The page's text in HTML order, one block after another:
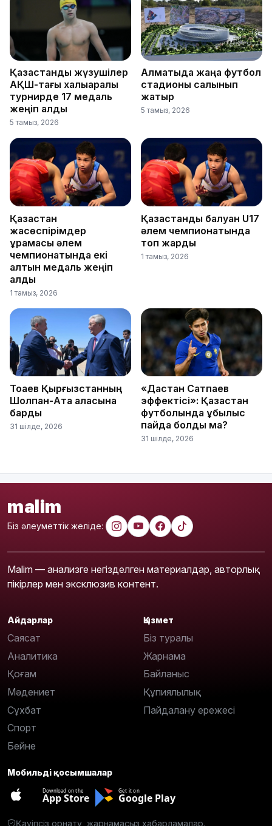
Қазақстандық жүзушілер
АҚШ-тағы халықаралық
турнирде 17 медаль
жеңіп алды
5 тамыз, 2026
Алматыда жаңа футбол
стадионы салынып
жатыр
5 тамыз, 2026
Қазақстан
жасөспірімдер
құрамасы әлем
чемпионатында екі
алтын медаль жеңіп
алды
1 тамыз, 2026
Қазақстандық балуан U17
әлем чемпионатында
топ жарды
1 тамыз, 2026
Тоқаев Қырғызстанның
Шолпан-Ата қаласына
барды
31 шілде, 2026
«Дастан Сатпаев
эффектісі»: Қазақстан
футболында құбылыс
пайда болды ма?
31 шілде, 2026
malim
Біз әлеуметтік желіде:
Malim — анализге негізделген материалдар, авторлық
пікірлер мен эксклюзив контент.
Айдарлар
Саясат
Аналитика
Қоғам
Мәдениет
Сұхбат
Спорт
Бейне
Қызмет
Біз туралы
Жарнама
Байланыс
Құпиялылық
Пайдалану ережесі
Мобильді қосымшалар
Download on the
App Store
Get it on
Google Play
Қауіпсіз орнату, жарнамасыз хабарламалар.